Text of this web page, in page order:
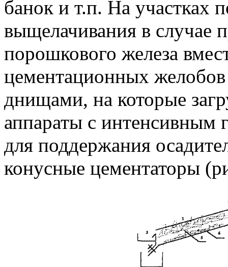
банок и т.п. На участках
выщелачивания в случае
порошкового железа
цементационных
днищами, на которые
аппараты с
для поддержания
конусные цементаторы